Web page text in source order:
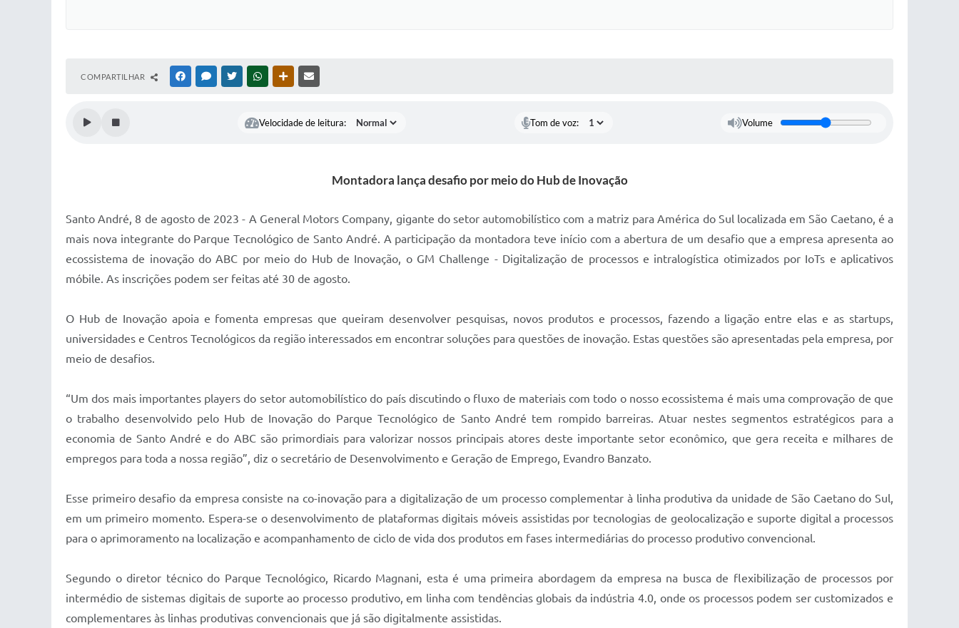
COMPARTILHAR FACEBOOKMESSENGER
TWITTERWHATSAPPOUTRAS MÍDIAS
Velocidade de leitura: Tom de voz: Volume
Montadora lança desafio por meio do Hub de Inovação
Santo André, 8 de agosto de 2023 - A General Motors Company, gigante do setor automobilístico com a matriz para América do Sul localizada em São Caetano, é a
mais nova integrante do Parque Tecnológico de Santo André. A participação da montadora teve início com a abertura de um desafio que a empresa apresenta ao
ecossistema de inovação do ABC por meio do Hub de Inovação, o GM Challenge - Digitalização de processos e intralogística otimizados por IoTs e aplicativos
móbile. As inscrições podem ser feitas até 30 de agosto.
O Hub de Inovação apoia e fomenta empresas que queiram desenvolver pesquisas, novos produtos e processos, fazendo a ligação entre elas e as startups,
universidades e Centros Tecnológicos da região interessados em encontrar soluções para questões de inovação. Estas questões são apresentadas pela empresa, por
meio de desafios.
“Um dos mais importantes players do setor automobilístico do país discutindo o fluxo de materiais com todo o nosso ecossistema é mais uma comprovação de que
o trabalho desenvolvido pelo Hub de Inovação do Parque Tecnológico de Santo André tem rompido barreiras. Atuar nestes segmentos estratégicos para a
economia de Santo André e do ABC são primordiais para valorizar nossos principais atores deste importante setor econômico, que gera receita e milhares de
empregos para toda a nossa região”, diz o secretário de Desenvolvimento e Geração de Emprego, Evandro Banzato.
Esse primeiro desafio da empresa consiste na co-inovação para a digitalização de um processo complementar à linha produtiva da unidade de São Caetano do Sul,
em um primeiro momento. Espera-se o desenvolvimento de plataformas digitais móveis assistidas por tecnologias de geolocalização e suporte digital a processos
para o aprimoramento na localização e acompanhamento de ciclo de vida dos produtos em fases intermediárias do processo produtivo convencional.
Segundo o diretor técnico do Parque Tecnológico, Ricardo Magnani, esta é uma primeira abordagem da empresa na busca de flexibilização de processos por
intermédio de sistemas digitais de suporte ao processo produtivo, em linha com tendências globais da indústria 4.0, onde os processos podem ser customizados e
complementares às linhas produtivas convencionais que já são digitalmente assistidas.